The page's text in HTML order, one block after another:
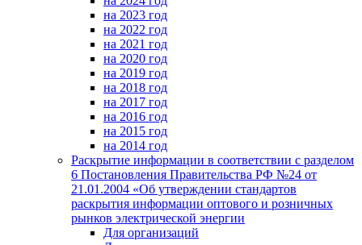
на 2023 год
на 2022 год
на 2021 год
на 2020 год
на 2019 год
на 2018 год
на 2017 год
на 2016 год
на 2015 год
на 2014 год
Раскрытие информации в соответствии с разделом
6 Постановления Правительства РФ №24 от
21.01.2004 «Об утверждении стандартов
раскрытия информации оптового и розничных
рынков электрической энергии
Для организаций